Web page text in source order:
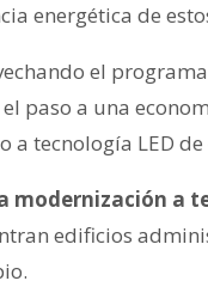
energética de
el
paso a una
tecnología LED
modernización a
edificios